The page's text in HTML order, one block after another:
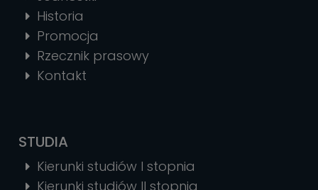
Historia
Promocja
Rzecznik prasowy
Kontakt
STUDIA
Kierunki studiów I stopnia
Kierunki studiów II stopnia